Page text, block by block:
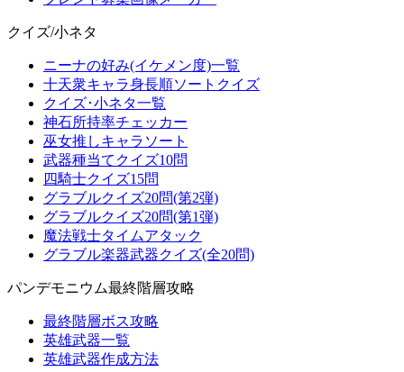
クイズ/小ネタ
ニーナの好み(イケメン度)一覧
十天衆キャラ身長順ソートクイズ
クイズ･小ネタ一覧
神石所持率チェッカー
巫女推しキャラソート
武器種当てクイズ10問
四騎士クイズ15問
グラブルクイズ20問(第2弾)
グラブルクイズ20問(第1弾)
魔法戦士タイムアタック
グラブル楽器武器クイズ(全20問)
パンデモニウム最終階層攻略
最終階層ボス攻略
英雄武器一覧
英雄武器作成方法